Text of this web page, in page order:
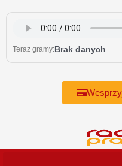
content
Teraz gramy:Brak danych